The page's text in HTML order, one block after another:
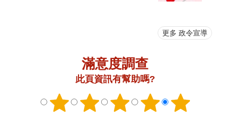
更多 政令宣導
滿意度調查
此頁資訊有幫助嗎?